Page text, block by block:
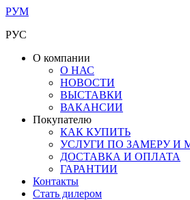
РУМ
РУС
О компании
О НАС
НОВОСТИ
ВЫСТАВКИ
ВАКАНСИИ
Покупателю
КАК КУПИТЬ
УСЛУГИ ПО ЗАМЕРУ И
ДОСТАВКА И ОПЛАТА
ГАРАНТИИ
Контакты
Стать дилером